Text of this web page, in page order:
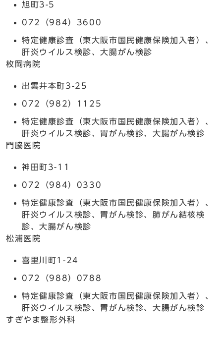
旭町3-5
072（984）3600
特定健康診査（東大阪市国民健康保険加入者）、
肝炎ウイルス検診、大腸がん検診
枚岡病院
出雲井本町3-25
072（982）1125
特定健康診査（東大阪市国民健康保険加入者）、
肝炎ウイルス検診、胃がん検診、大腸がん検診
門脇医院
神田町3-11
072（984）0330
特定健康診査（東大阪市国民健康保険加入者）、
肝炎ウイルス検診、胃がん検診、肺がん結核検
診、大腸がん検診
松浦医院
喜里川町1-24
072（988）0788
特定健康診査（東大阪市国民健康保険加入者）、
肝炎ウイルス検診、胃がん検診、大腸がん検診
すぎやま整形外科